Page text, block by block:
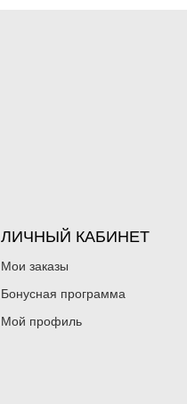
ЛИЧНЫЙ КАБИНЕТ
Мои заказы
Бонусная программа
Мой профиль